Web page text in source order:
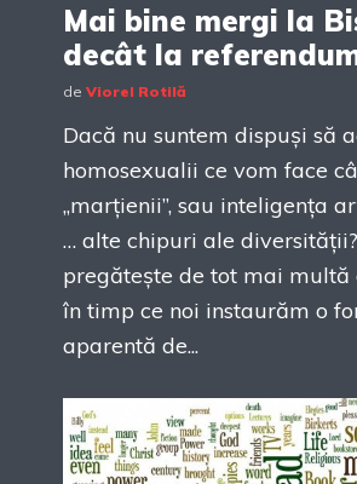
Mai bine mergi la
decât la
de Viorel Rotilă
Dacă nu suntem dispuși să
homosexualii ce vom face
„marțienii”, sau inteligența
… alte chipuri ale
pregătește de tot mai multă
în timp ce noi instaurăm o
aparentă de...